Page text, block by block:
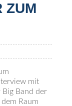
ZUM
mit
Band der
Raum